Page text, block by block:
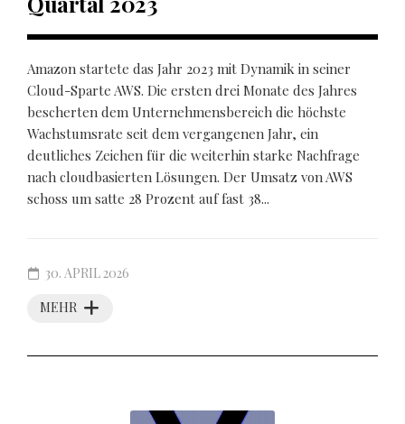
Amazon startete das Jahr 2023 mit Dynamik in seiner
Cloud-Sparte AWS. Die ersten drei Monate des Jahres
bescherten dem Unternehmensbereich die höchste
Wachstumsrate seit dem vergangenen Jahr, ein
deutliches Zeichen für die weiterhin starke Nachfrage
nach cloudbasierten Lösungen. Der Umsatz von AWS
schoss um satte 28 Prozent auf fast 38...
MEHR
30. APRIL 2026